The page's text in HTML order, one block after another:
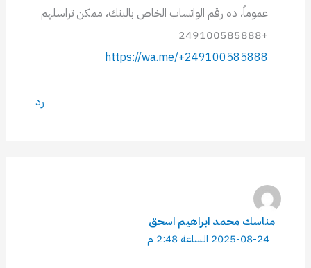
عموماً، ده رقم الواتساب الخاص بالبنك، ممكن تراسلهم
+249100585888
https://wa.me/+249100585888
رد
مناسك محمد ابراهيم اسحق
2025-08-24 الساعة 2:48 م